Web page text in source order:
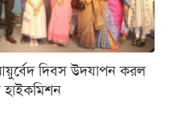
দিবস উদযাপন করল
হাইকমিশন